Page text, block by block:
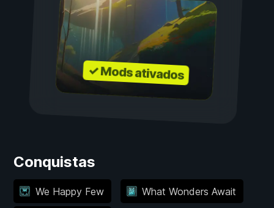
✓ Mods ativados
Conquistas
We Happy Few What Wonders Await